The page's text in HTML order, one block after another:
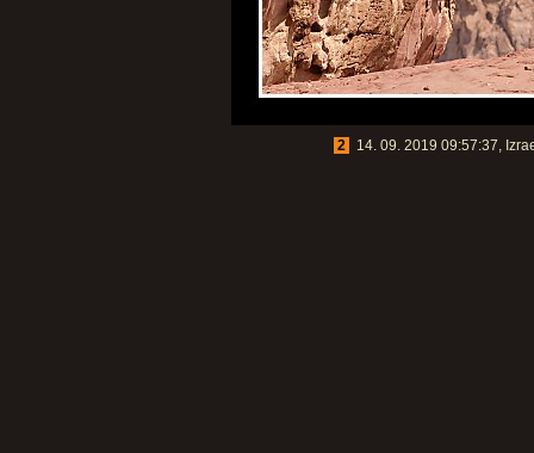
2 14. 09. 2019 09:57:37,